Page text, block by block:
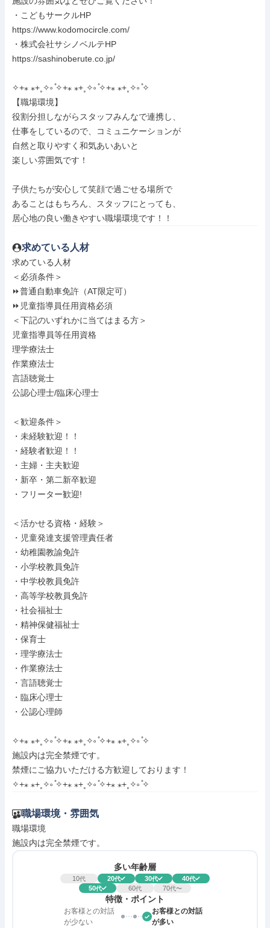
・こどもサークルHP
https://www.kodomocircle.com/
・株式会社サシノベルテHP
https://sashinoberute.co.jp/
✧+⁎ ⁎+˳✧༚ ̊✧+⁎ ⁎+˳✧༚ ̊✧+⁎ ⁎+˳✧༚ ̊✧
【職場環境】
役割分担しながらスタッフみんなで連携し、
仕事をしているので、コミュニケーションが
自然と取りやすく和気あいあいと
楽しい雰囲気です！
子供たちが安心して笑顔で過ごせる場所で
あることはもちろん、スタッフにとっても、
居心地の良い働きやすい職場環境です！！
求めている人材
求めている人材
＜必須条件＞
⏩普通自動車免許（AT限定可）
⏩児童指導員任用資格必須
＜下記のいずれかに当てはまる方＞
児童指導員等任用資格
理学療法士
作業療法士
言語聴覚士
公認心理士/臨床心理士
＜歓迎条件＞
・未経験歓迎！！
・経験者歓迎！！
・主婦・主夫歓迎
・新卒・第二新卒歓迎
・フリーター歓迎!
＜活かせる資格・経験＞
・児童発達支援管理責任者
・幼稚園教諭免許
・小学校教員免許
・中学校教員免許
・高等学校教員免許
・社会福祉士
・精神保健福祉士
・保育士
・理学療法士
・作業療法士
・言語聴覚士
・臨床心理士
・公認心理師
✧+⁎ ⁎+˳✧༚ ̊✧+⁎ ⁎+˳✧༚ ̊✧+⁎ ⁎+˳✧༚ ̊✧
施設内は完全禁煙です。
禁煙にご協力いただける方歓迎しております！
✧+⁎ ⁎+˳✧༚ ̊✧+⁎ ⁎+˳✧༚ ̊✧+⁎ ⁎+˳✧༚ ̊✧
職場環境・雰囲気
職場環境
施設内は完全禁煙です。
多い年齢層
10代 20代 30代 40代
50代 60代 70代〜
特徴・ポイント
お客様との対話
が少ない
お客様との対話
が多い